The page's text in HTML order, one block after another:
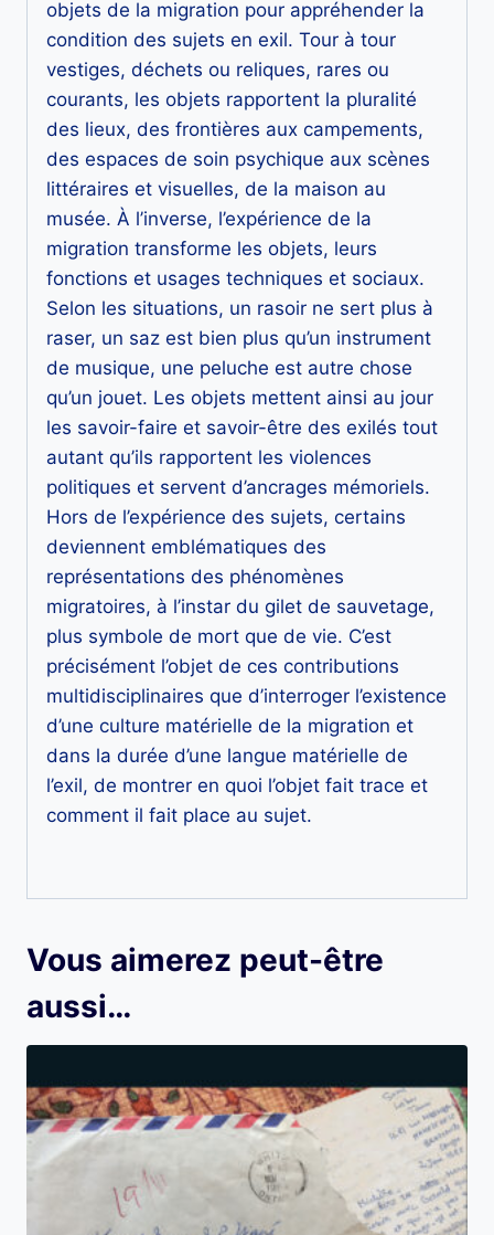
objets de la migration pour appréhender la
condition des sujets en exil. Tour à tour
vestiges, déchets ou reliques, rares ou
courants, les objets rapportent la pluralité
des lieux, des frontières aux campements,
des espaces de soin psychique aux scènes
littéraires et visuelles, de la maison au
musée. À l’inverse, l’expérience de la
migration transforme les objets, leurs
fonctions et usages techniques et sociaux.
Selon les situations, un rasoir ne sert plus à
raser, un saz est bien plus qu’un instrument
de musique, une peluche est autre chose
qu’un jouet. Les objets mettent ainsi au jour
les savoir-faire et savoir-être des exilés tout
autant qu’ils rapportent les violences
politiques et servent d’ancrages mémoriels.
Hors de l’expérience des sujets, certains
deviennent emblématiques des
représentations des phénomènes
migratoires, à l’instar du gilet de sauvetage,
plus symbole de mort que de vie. C’est
précisément l’objet de ces contributions
multidisciplinaires que d’interroger l’existence
d’une culture matérielle de la migration et
dans la durée d’une langue matérielle de
l’exil, de montrer en quoi l’objet fait trace et
comment il fait place au sujet.
Vous aimerez peut-être
aussi…